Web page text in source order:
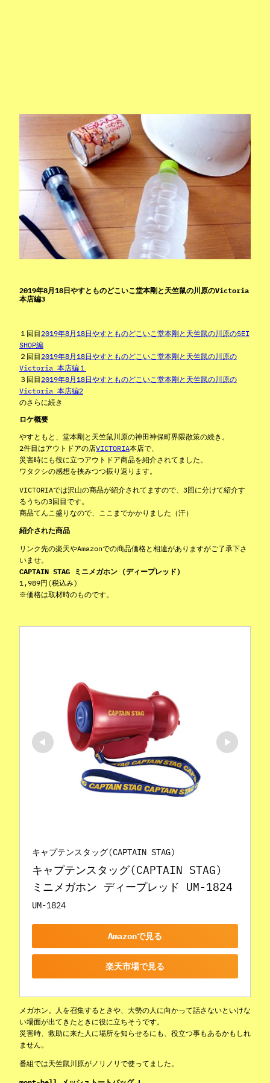
2019年8月18日やすとものどこいこ堂本剛と天竺鼠の川原のVictoria
本店編3
１回目2019年8月18日やすとものどこいこ堂本剛と天竺鼠の川原のSEI
SHOP編
２回目2019年8月18日やすとものどこいこ堂本剛と天竺鼠の川原の
Victoria 本店編１
３回目2019年8月18日やすとものどこいこ堂本剛と天竺鼠の川原の
Victoria 本店編2
のさらに続き
ロケ概要
やすともと、堂本剛と天竺鼠川原の神田神保町界隈散策の続き。
2件目はアウトドアの店VICTORIA本店で、
災害時にも役に立つアウトドア商品を紹介されてました。
ワタクシの感想を挟みつつ振り返ります。
VICTORIAでは沢山の商品が紹介されてますので、3回に分けて紹介す
るうちの3回目です。
商品てんこ盛りなので、ここまでかかりました（汗）
紹介された商品
リンク先の楽天やAmazonでの商品価格と相違がありますがご了承下さ
いませ。
CAPTAIN STAG ミニメガホン (ディープレッド)
1,989円(税込み)
※価格は取材時のものです。
キャプテンスタッグ(CAPTAIN STAG)
キャプテンスタッグ(CAPTAIN STAG)
ミニメガホン ディープレッド UM-1824
UM-1824
Amazonで見る
楽天市場で見る
メガホン。人を召集するときや、大勢の人に向かって話さないといけな
い場面が出てきたときに役に立ちそうです。
災害時、救助に来た人に場所を知らせるにも、役立つ事もあるかもしれ
ません。
番組では天竺鼠川原がノリノリで使ってました。